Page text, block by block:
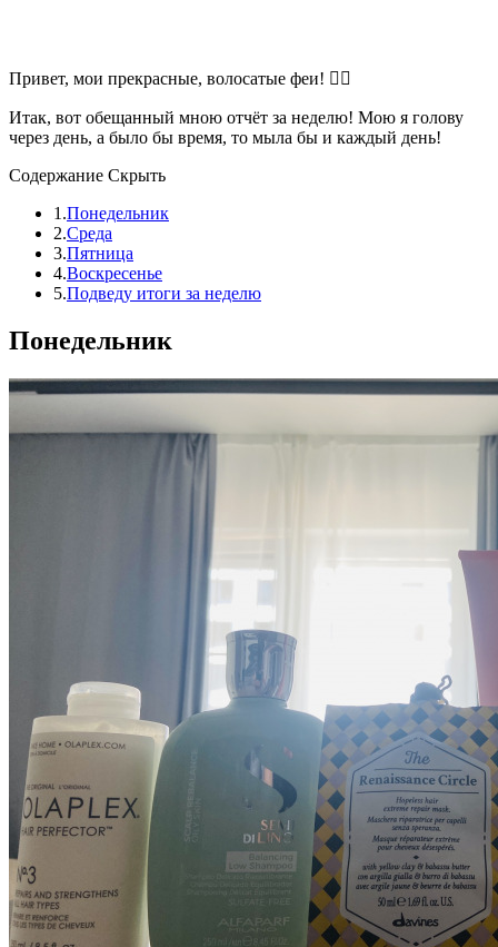
Привет, мои прекрасные, волосатые феи! 🧚‍♀️
Итак, вот обещанный мною отчёт за неделю! Мою я голову
через день, а было бы время, то мыла бы и каждый день!
Содержание Скрыть
1.Понедельник
2.Среда
3.Пятница
4.Воскресенье
5.Подведу итоги за неделю
Понедельник